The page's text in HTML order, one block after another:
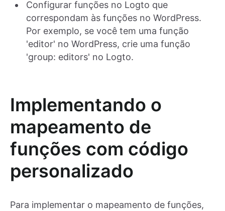
Configurar funções no Logto que
correspondam às funções no WordPress.
Por exemplo, se você tem uma função
'editor' no WordPress, crie uma função
'group: editors' no Logto.
Implementando o
mapeamento de
funções com código
personalizado
Para implementar o mapeamento de funções,